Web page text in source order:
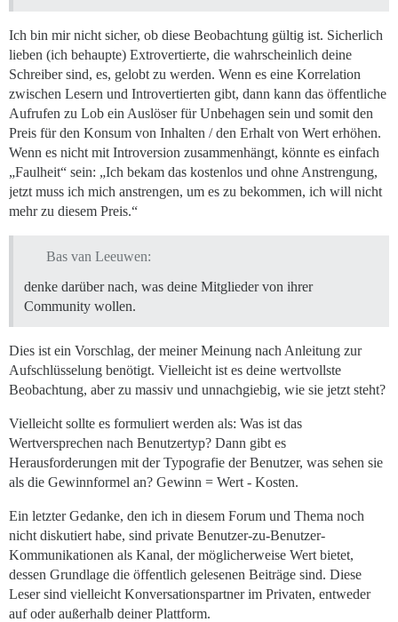
Ich bin mir nicht sicher, ob diese Beobachtung gültig ist. Sicherlich
lieben (ich behaupte) Extrovertierte, die wahrscheinlich deine
Schreiber sind, es, gelobt zu werden. Wenn es eine Korrelation
zwischen Lesern und Introvertierten gibt, dann kann das öffentliche
Aufrufen zu Lob ein Auslöser für Unbehagen sein und somit den
Preis für den Konsum von Inhalten / den Erhalt von Wert erhöhen.
Wenn es nicht mit Introversion zusammenhängt, könnte es einfach
„Faulheit“ sein: „Ich bekam das kostenlos und ohne Anstrengung,
jetzt muss ich mich anstrengen, um es zu bekommen, ich will nicht
mehr zu diesem Preis.“
Bas van Leeuwen:
denke darüber nach, was deine Mitglieder von ihrer
Community wollen.
Dies ist ein Vorschlag, der meiner Meinung nach Anleitung zur
Aufschlüsselung benötigt. Vielleicht ist es deine wertvollste
Beobachtung, aber zu massiv und unnachgiebig, wie sie jetzt steht?
Vielleicht sollte es formuliert werden als: Was ist das
Wertversprechen nach Benutzertyp? Dann gibt es
Herausforderungen mit der Typografie der Benutzer, was sehen sie
als die Gewinnformel an? Gewinn = Wert - Kosten.
Ein letzter Gedanke, den ich in diesem Forum und Thema noch
nicht diskutiert habe, sind private Benutzer-zu-Benutzer-
Kommunikationen als Kanal, der möglicherweise Wert bietet,
dessen Grundlage die öffentlich gelesenen Beiträge sind. Diese
Leser sind vielleicht Konversationspartner im Privaten, entweder
auf oder außerhalb deiner Plattform.